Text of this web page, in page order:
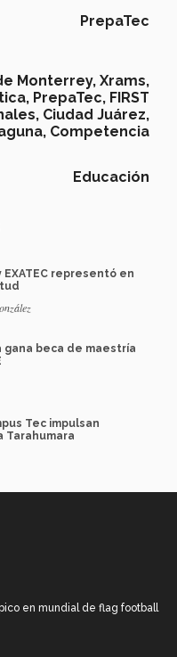
PrepaTec
Monterrey, Xrams,
PrepaTec, FIRST
Ciudad Juárez,
Competencia
Educación
EXATEC representó en
gana beca de maestría
Tec impulsan
Tarahumara
en mundial de flag football